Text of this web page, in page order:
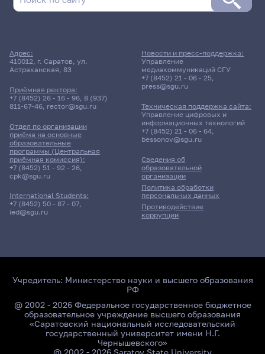
Адрес:
410012, г. Саратов, ул.
Астраханская, 83
Приёмная ректора:
+7 (8452) 26 - 16 - 96, 8 (937)
811-67-46, rector@sgu.ru
Отдел по организации
приёма на основные
образовательные
программы (Центральная
приёмная комиссия):
+7 (8452) 51 - 92 - 26,
cpk@sgu.ru
International Students:
+7 (8452) 50 - 87 - 07,
ied@sgu.ru
Сведения об
образовательной
организации
Политика обработки
персональных данных
Противодействие
коррупции
Новости и пресс-поддержка:
Управление
медиакоммуникаций СГУ
+7 (8452) 21 - 06 - 25,
press@sgu.ru
Техническая поддержка сайта:
Управление цифровых и
информационных технологий
+7 (8452) 21 - 06 - 64,
bessonov@sgu.ru
Учредитель: Министерство науки и высшего образования
РФ
@ 2002 - 2026 Федеральное государственное бюджетное
образовательное учреждение высшего образования
«Саратовский национальный исследовательский
государственный университет имени Н.Г.
Чернышевского»
@ 2002 - 2026 Saratov State University